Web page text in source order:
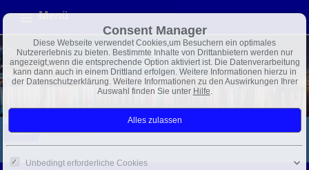
Menü
Asien Myanmar
Consent Manager
Diese Webseite verwendet Cookies,um Besuchern ein optimales
Nutzererlebnis zu bieten. Bestimmte Inhalte von Drittanbietern werden nur
angezeigt,wenn die entsprechende Option aktiviert ist. Die Datenverarbeitung
kann dann auch in einem Drittland erfolgen. Weitere Informationen hierzu in
der Datenschutzerklärung. Weitere Informationen zu den Auswirkungen Ihrer
Auswahl finden Sie unter Hilfe.
Unbedingt erforderliche Cookies